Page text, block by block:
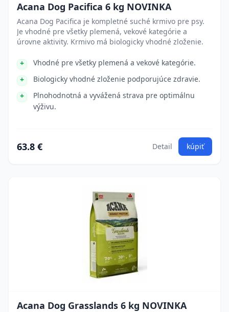
Acana Dog Pacifica 6 kg NOVINKA
Acana Dog Pacifica je kompletné suché krmivo pre psy.
Je vhodné pre všetky plemená, vekové kategórie a
úrovne aktivity. Krmivo má biologicky vhodné zloženie.
Vhodné pre všetky plemená a vekové kategórie.
Biologicky vhodné zloženie podporujúce zdravie.
Plnohodnotná a vyvážená strava pre optimálnu
výživu.
63.8 € Detail kúpiť
Acana Dog Grasslands 6 kg NOVINKA